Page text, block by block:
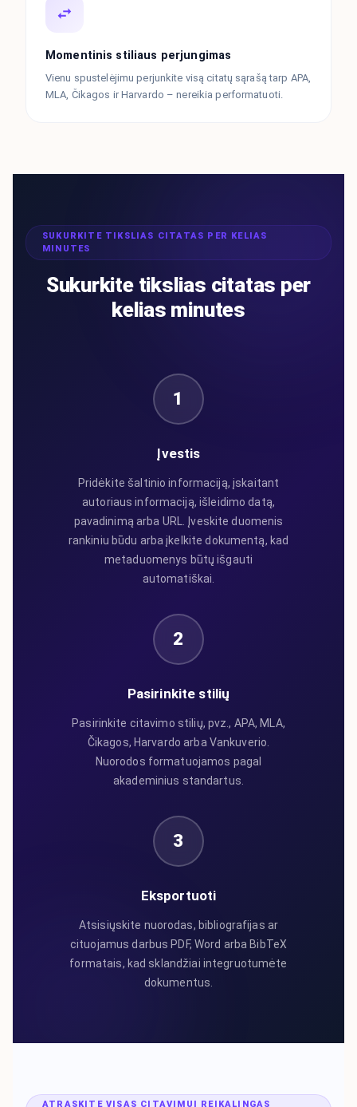
Momentinis stiliaus perjungimas
Vienu spustelėjimu perjunkite visą citatų sąrašą tarp APA,
MLA, Čikagos ir Harvardo – nereikia performatuoti.
SUKURKITE TIKSLIAS CITATAS PER KELIAS
MINUTES
Sukurkite tikslias citatas per
kelias minutes
1
Įvestis
Pridėkite šaltinio informaciją, įskaitant
autoriaus informaciją, išleidimo datą,
pavadinimą arba URL. Įveskite duomenis
rankiniu būdu arba įkelkite dokumentą, kad
metaduomenys būtų išgauti
automatiškai.
2
Pasirinkite stilių
Pasirinkite citavimo stilių, pvz., APA, MLA,
Čikagos, Harvardo arba Vankuverio.
Nuorodos formatuojamos pagal
akademinius standartus.
3
Eksportuoti
Atsisiųskite nuorodas, bibliografijas ar
cituojamus darbus PDF, Word arba BibTeX
formatais, kad sklandžiai integruotumėte
dokumentus.
ATRASKITE VISAS CITAVIMUI REIKALINGAS